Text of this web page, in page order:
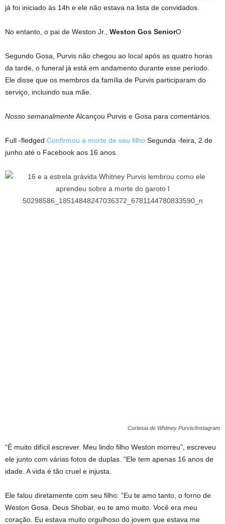
já foi iniciado às 14h e ele não estava na lista de convidados.
No entanto, o pai de Weston Jr., Weston Gos SeniorO
Segundo Gosa, Purvis não chegou ao local após as quatro horas
da tarde, o funeral já está em andamento durante esse período.
Ele disse que os membros da família de Purvis participaram do
serviço, incluindo sua mãe.
Nosso semanalmenteAlcançou Purvis e Gosa para comentários.
Full -fledged Confirmou a morte de seu filho Segunda -feira, 2 de
junho até o Facebook aos 16 anos.
Cortesia de Whitney Purvis/Instagram
“É muito difícil escrever. Meu lindo filho Weston morreu”, escreveu
ele junto com várias fotos de duplas. “Ele tem apenas 16 anos de
idade. A vida é tão cruel e injusta.
Ele falou diretamente com seu filho: “Eu te amo tanto, o forno de
Weston Gosa. Deus Shobar, eu te amo muito. Você era meu
coração. Eu estava muito orgulhoso do jovem que estava me